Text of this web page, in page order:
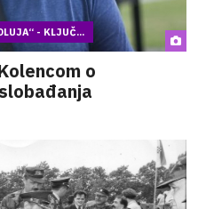
- KLJUČ...
o